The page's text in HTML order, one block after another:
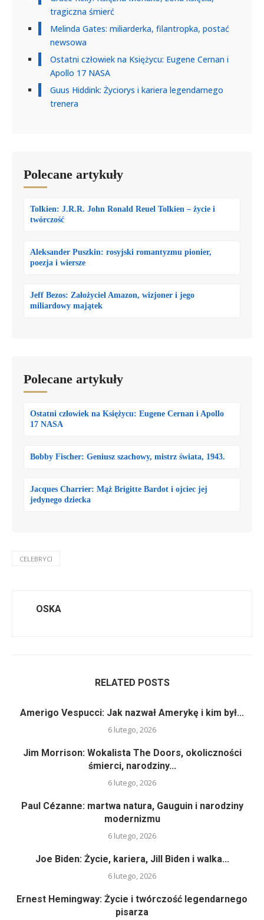
tragiczna śmierć
Melinda Gates: miliarderka, filantropka, postać
newsowa
Ostatni człowiek na Księżycu: Eugene Cernan i
Apollo 17 NASA
Guus Hiddink: Życiorys i kariera legendarnego
trenera
Polecane artykuły
Tolkien: J.R.R. John Ronald Reuel Tolkien – życie i
twórczość
Aleksander Puszkin: rosyjski romantyzmu pionier,
poezja i wiersze
Jeff Bezos: Założyciel Amazon, wizjoner i jego
miliardowy majątek
Polecane artykuły
Ostatni człowiek na Księżycu: Eugene Cernan i Apollo
17 NASA
Bobby Fischer: Geniusz szachowy, mistrz świata, 1943.
Jacques Charrier: Mąż Brigitte Bardot i ojciec jej
jedynego dziecka
CELEBRYCI
OSKA
RELATED POSTS
Amerigo Vespucci: Jak nazwał Amerykę i kim był...
6 lutego, 2026
Jim Morrison: Wokalista The Doors, okoliczności
śmierci, narodziny...
6 lutego, 2026
Paul Cézanne: martwa natura, Gauguin i narodziny
modernizmu
6 lutego, 2026
Joe Biden: Życie, kariera, Jill Biden i walka...
6 lutego, 2026
Ernest Hemingway: Życie i twórczość legendarnego
pisarza